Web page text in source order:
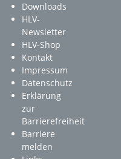
Downloads
HLV-
Newsletter
HLV-Shop
Kontakt
Impressum
Datenschutz
Erklärung
zur
Barrierefreiheit
Barriere
melden